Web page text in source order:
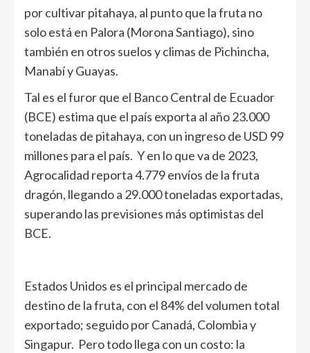
por cultivar pitahaya, al punto que la fruta no
solo está en Palora (Morona Santiago), sino
también en otros suelos y climas de Pichincha,
Manabí y Guayas.
Tal es el furor que el Banco Central de Ecuador
(BCE) estima que el país exporta al año 23.000
toneladas de pitahaya, con un ingreso de USD 99
millones para el país. Y en lo que va de 2023,
Agrocalidad reporta 4.779 envíos de la fruta
dragón, llegando a 29.000 toneladas exportadas,
superando las previsiones más optimistas del
BCE.
Estados Unidos es el principal mercado de
destino de la fruta, con el 84% del volumen total
exportado; seguido por Canadá, Colombia y
Singapur. Pero todo llega con un costo: la